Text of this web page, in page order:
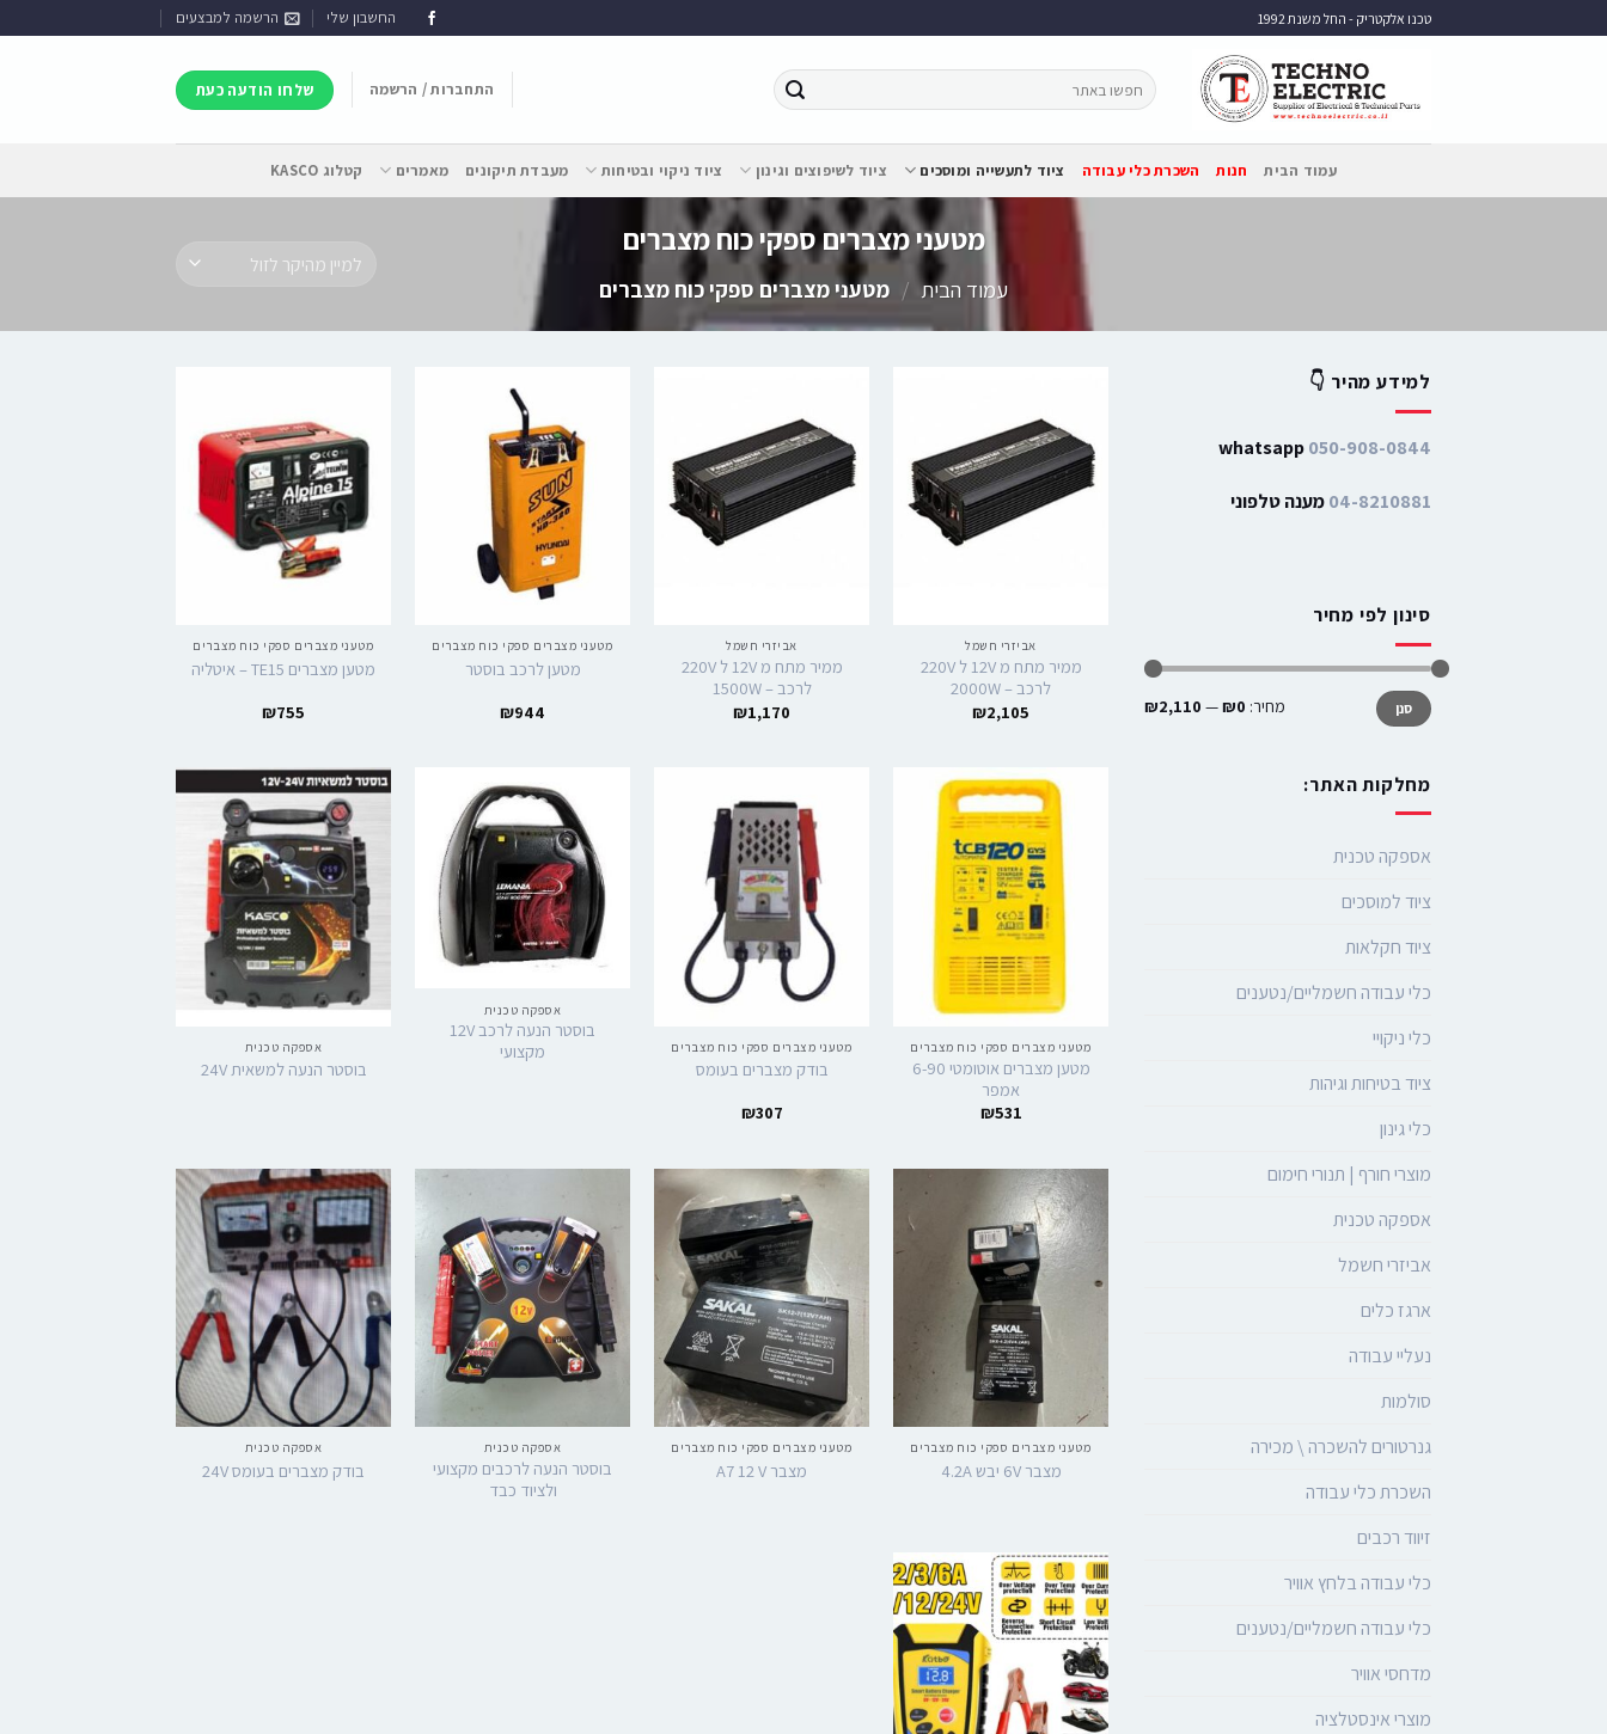
טכנו אלקטריק - החל משנת 1992 החשבון שלי הרשמה למבצעים
התחברות / הרשמה שלחו הודעה כעת
עמוד הבית חנות השכרת כלי עבודה ציוד לתעשייה ומוסכים ציוד לשיפוצים וגינון ציוד ניקוי ובטיחות מעבדת תיקונים מאמרים קטלוג KASCO
מטעני מצברים ספקי כוח מצברים
עמוד הבית / מטעני מצברים ספקי כוח מצברים
למידע מהיר 👇
050-908-0844
04-8210881מענה טלפוני
סינון לפי מחיר
סנן מחיר: ₪0
—
₪2,110
מחלקות האתר:
אספקה טכנית
ציוד למוסכים
ציוד חקלאות
כלי עבודה חשמליים/נטענים
כלי ניקויי
ציוד בטיחות וגיהות
כלי גינון
מוצרי חורף | תנורי חימום
אספקה טכנית
אביזרי חשמל
ארגז כלים
נעליי עבודה
סולמות
גנרטורים להשכרה \ מכירה
השכרת כלי עבודה
זיווד רכבים
כלי עבודה בלחץ אוויר
כלי עבודה חשמליים/נטענים
מדחסי אוויר
מוצרי אינסטלציה
אביזרי חשמל
ממיר מתח מ 12V ל 220V
לרכב – 2000W
₪2,105
אביזרי חשמל
ממיר מתח מ 12V ל 220V
לרכב – 1500W
₪1,170
מטעני מצברים ספקי כוח מצברים
מטען לרכב בוסטר
₪944
מטעני מצברים ספקי כוח מצברים
מטען מצברים TE15 – איטליה
₪755
מטעני מצברים ספקי כוח מצברים
מטען מצברים אוטומטי 6-90
אמפר
₪531
מטעני מצברים ספקי כוח מצברים
בודק מצברים בעומס
₪307
אספקה טכנית
בוסטר הנעה לרכב 12V
מקצועי
אספקה טכנית
בוסטר הנעה למשאית 24V
מטעני מצברים ספקי כוח מצברים
מצבר 6V יבש 4.2A
מטעני מצברים ספקי כוח מצברים
מצבר A7 12 V
אספקה טכנית
בוסטר הנעה לרכבים מקצועי
ולציוד כבד
אספקה טכנית
בודק מצברים בעומס 24V